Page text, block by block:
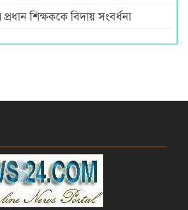
প্রধান শিক্ষককে বিদায় সংবর্ধনা